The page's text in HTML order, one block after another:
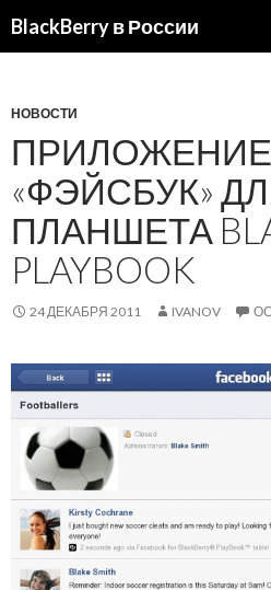
BlackBerry в России
НОВОСТИ
ПРИЛОЖЕНИЕ
«ФЭЙСБУК»
ПЛАНШЕТА
PLAYBOOK
24 ДЕКАБРЯ 2011 IVANOV